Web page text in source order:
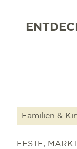
Familien &
FESTE, MARKT